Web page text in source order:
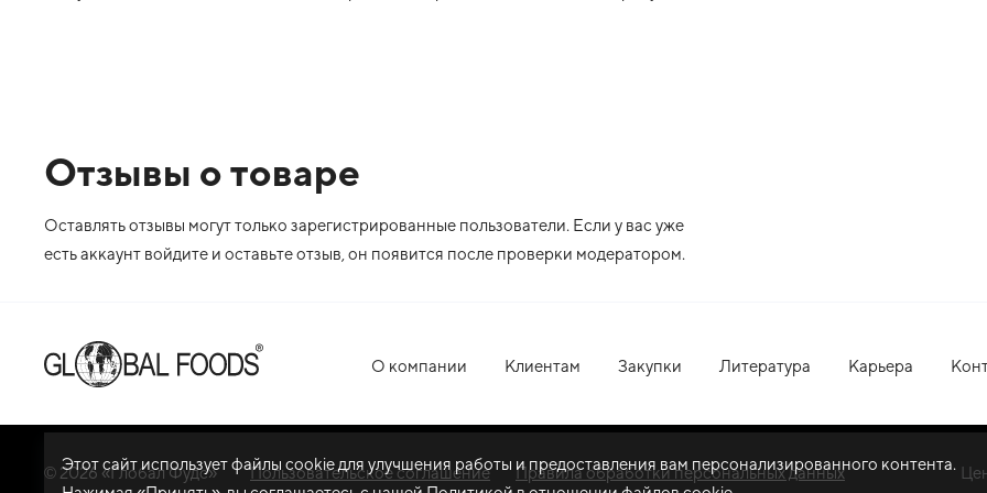
Отзывы о товаре
Оставлять отзывы могут только зарегистрированные пользователи. Если у вас уже
есть аккаунт войдите и оставьте отзыв, он появится после проверки модератором.
О компании Клиентам Закупки Литература Карьера
© 2026 «Глобал Фудс» Пользовательское соглашение Правила обработки персональных данных
Этот сайт использует файлы cookie для улучшения работы и предоставления вам персонализированного контента.